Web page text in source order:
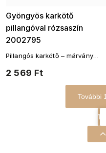
Gyöngyös karkötő
pillangóval rózsaszín
2002795
2 569 Ft
Pillangós karkötő – márvány
További
1